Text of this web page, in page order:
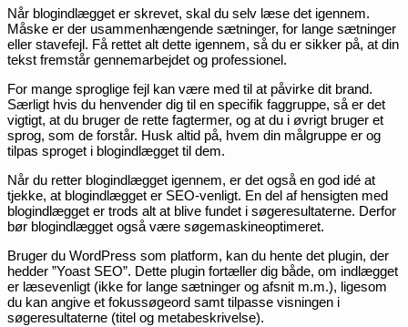
Når blogindlægget er skrevet, skal du selv læse det igennem.
Måske er der usammenhængende sætninger, for lange sætninger
eller stavefejl. Få rettet alt dette igennem, så du er sikker på, at din
tekst fremstår gennemarbejdet og professionel.
For mange sproglige fejl kan være med til at påvirke dit brand.
Særligt hvis du henvender dig til en specifik faggruppe, så er det
vigtigt, at du bruger de rette fagtermer, og at du i øvrigt bruger et
sprog, som de forstår. Husk altid på, hvem din målgruppe er og
tilpas sproget i blogindlægget til dem.
Når du retter blogindlægget igennem, er det også en god idé at
tjekke, at blogindlægget er SEO-venligt. En del af hensigten med
blogindlægget er trods alt at blive fundet i søgeresultaterne. Derfor
bør blogindlægget også være søgemaskineoptimeret.
Bruger du WordPress som platform, kan du hente det plugin, der
hedder ”Yoast SEO”. Dette plugin fortæller dig både, om indlægget
er læsevenligt (ikke for lange sætninger og afsnit m.m.), ligesom
du kan angive et fokussøgeord samt tilpasse visningen i
søgeresultaterne (titel og metabeskrivelse).